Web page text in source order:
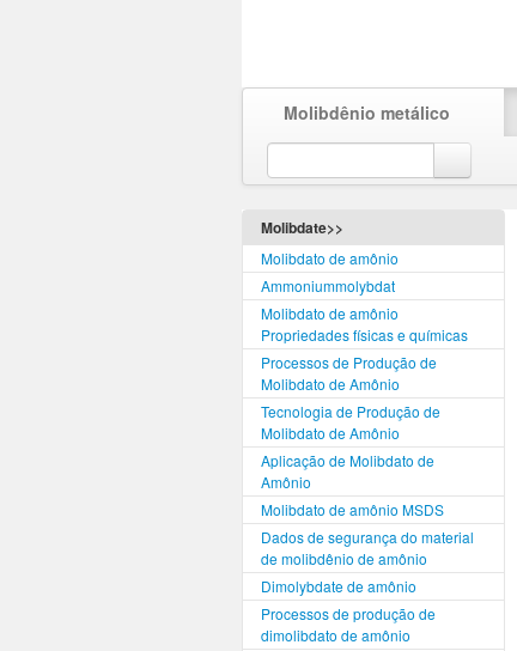
Molibdênio metálico
Molibdate>>
Molibdato de amônio
Ammoniummolybdat
Molibdato de amônio
Propriedades físicas e químicas
Processos de Produção de
Molibdato de Amônio
Tecnologia de Produção de
Molibdato de Amônio
Aplicação de Molibdato de
Amônio
Molibdato de amônio MSDS
Dados de segurança do material
de molibdênio de amônio
Dimolybdate de amônio
Processos de produção de
dimolibdato de amônio